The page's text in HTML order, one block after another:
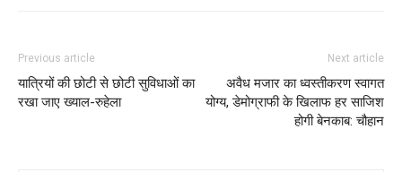
Previous article
यात्रियों की छोटी से छोटी सुविधाओं का
रखा जाए ख्याल-रुहेला
Next article
अवैध मजार का ध्वस्तीकरण स्वागत
योग्य, डेमोग्राफी के खिलाफ हर साजिश
होगी बेनकाब: चौहान